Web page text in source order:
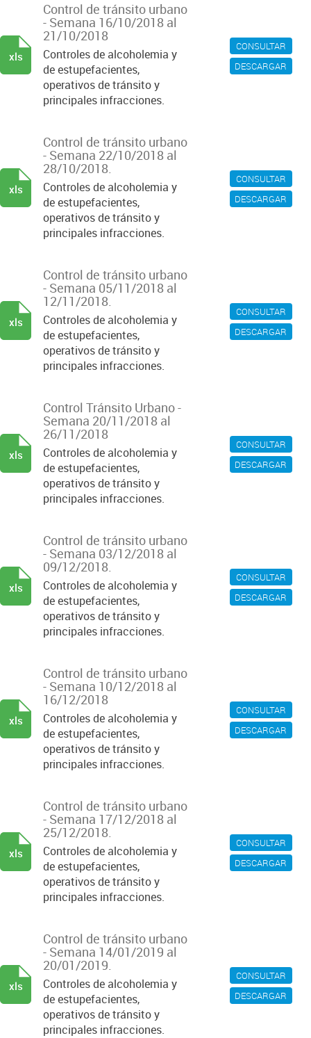
CONSULTAR
DESCARGAR
Control de tránsito urbano
- Semana 16/10/2018 al
21/10/2018
Controles de alcoholemia y
de estupefacientes,
operativos de tránsito y
principales infracciones.
xls
CONSULTAR
DESCARGAR
Control de tránsito urbano
- Semana 22/10/2018 al
28/10/2018.
Controles de alcoholemia y
de estupefacientes,
operativos de tránsito y
principales infracciones.
xls
CONSULTAR
DESCARGAR
Control de tránsito urbano
- Semana 05/11/2018 al
12/11/2018.
Controles de alcoholemia y
de estupefacientes,
operativos de tránsito y
principales infracciones.
xls
CONSULTAR
DESCARGAR
Control Tránsito Urbano -
Semana 20/11/2018 al
26/11/2018
Controles de alcoholemia y
de estupefacientes,
operativos de tránsito y
principales infracciones.
xls
CONSULTAR
DESCARGAR
Control de tránsito urbano
- Semana 03/12/2018 al
09/12/2018.
Controles de alcoholemia y
de estupefacientes,
operativos de tránsito y
principales infracciones.
xls
CONSULTAR
DESCARGAR
Control de tránsito urbano
- Semana 10/12/2018 al
16/12/2018
Controles de alcoholemia y
de estupefacientes,
operativos de tránsito y
principales infracciones.
xls
CONSULTAR
DESCARGAR
Control de tránsito urbano
- Semana 17/12/2018 al
25/12/2018.
Controles de alcoholemia y
de estupefacientes,
operativos de tránsito y
principales infracciones.
xls
CONSULTAR
DESCARGAR
Control de tránsito urbano
- Semana 14/01/2019 al
20/01/2019.
Controles de alcoholemia y
de estupefacientes,
operativos de tránsito y
principales infracciones.
xls